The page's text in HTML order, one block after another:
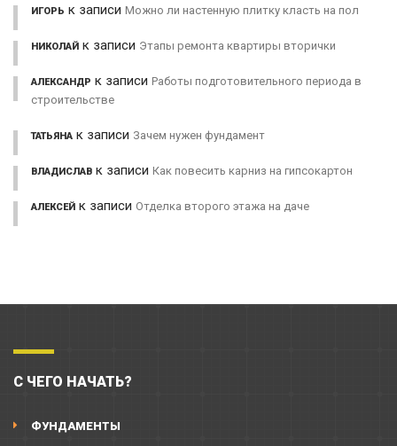
ИГОРЬ к записи Можно ли настенную плитку класть на пол
НИКОЛАЙ к записи Этапы ремонта квартиры вторички
АЛЕКСАНДР к записи Работы подготовительного периода в
строительстве
ТАТЬЯНА к записи Зачем нужен фундамент
ВЛАДИСЛАВ к записи Как повесить карниз на гипсокартон
АЛЕКСЕЙ к записи Отделка второго этажа на даче
С ЧЕГО НАЧАТЬ?
ФУНДАМЕНТЫ